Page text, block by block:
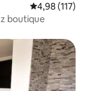
Średnia
4,98 (117)
boutique